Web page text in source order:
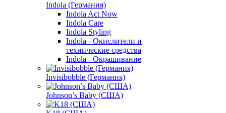
Indola (Германия)
Indola Act Now
Indola Care
Indola Styling
Indola - Окислители и
технические средства
Indola - Окрашивание
Invisibobble (Германия)
Johnson’s Baby (США)